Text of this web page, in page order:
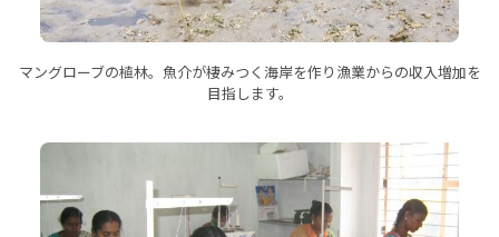
マングローブの植林。魚介が棲みつく海岸を作り漁業からの収入増加を
目指します。